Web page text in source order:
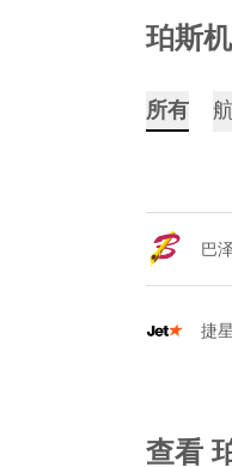
珀斯
所有
巴
捷
查看